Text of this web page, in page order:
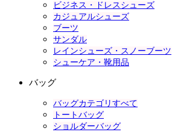
ビジネス・ドレスシューズ
カジュアルシューズ
ブーツ
サンダル
レインシューズ・スノーブーツ
シューケア・靴用品
バッグ
バッグカテゴリすべて
トートバッグ
ショルダーバッグ